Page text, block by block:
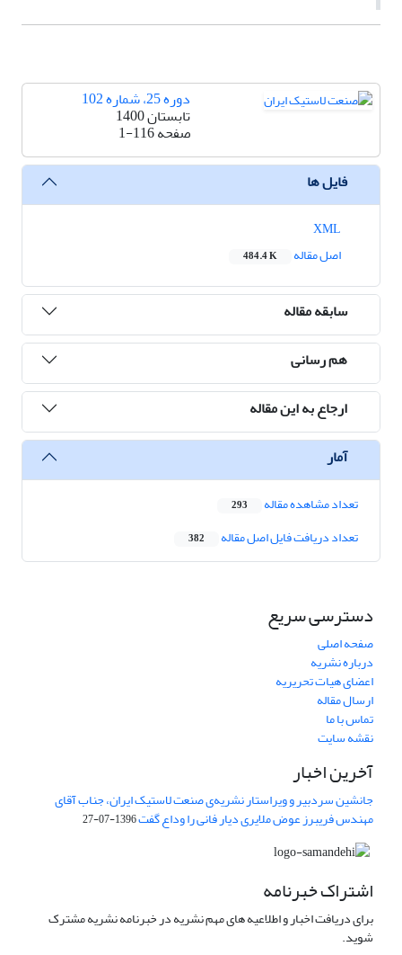
دوره 25، شماره 102
تابستان 1400
صفحه1-116
فایل ها
اصل مقاله
484.4 K
سابقه مقاله
هم رسانی
ارجاع به این مقاله
آمار
تعداد مشاهده مقاله 293
تعداد دریافت فایل اصل مقاله 382
دسترسی سریع
صفحه اصلی
درباره نشریه
اعضای هیات تحریریه
ارسال مقاله
تماس با ما
نقشه سایت
آخرین اخبار
جانشین سردبیر و ویراستار نشریه‌ی صنعت لاستیک ایران، جناب آقای
مهندس فریبرز عوض ملایری دیار فانی را وداع گفت1396-07-27
اشتراک خبرنامه
برای دریافت اخبار و اطلاعیه های مهم نشریه در خبرنامه نشریه مشترک
شوید.